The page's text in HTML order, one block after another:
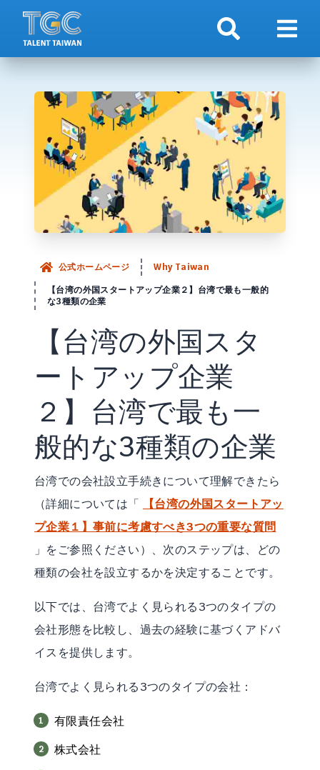
検索 ナビ
公式ホームページ
Why Taiwan
【台湾の外国スタートアップ企業２】台湾で最も一般的
な3種類の企業
【台湾の外国スタ
ートアップ企業
２】台湾で最も一
般的な3種類の企業
台湾での会社設立手続きについて理解できたら
（詳細については「
【台湾の外国スタートアッ
プ企業１】事前に考慮すべき3つの重要な質問
」をご参照ください）、次のステップは、どの
種類の会社を設立するかを決定することです。
以下では、台湾でよく見られる3つのタイプの
会社形態を比較し、過去の経験に基づくアドバ
イスを提供します。
台湾でよく見られる3つのタイプの会社：
有限責任会社
株式会社